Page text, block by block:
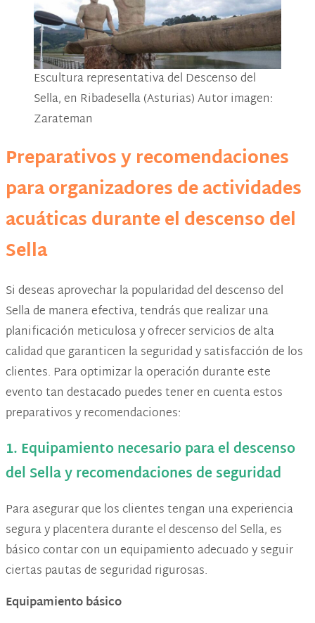
Escultura representativa del Descenso del
Sella, en Ribadesella (Asturias) Autor imagen:
Zarateman
Preparativos y recomendaciones
para organizadores de actividades
acuáticas durante el descenso del
Sella
Si deseas aprovechar la popularidad del descenso del
Sella de manera efectiva, tendrás que realizar una
planificación meticulosa y ofrecer servicios de alta
calidad que garanticen la seguridad y satisfacción de los
clientes. Para optimizar la operación durante este
evento tan destacado puedes tener en cuenta estos
preparativos y recomendaciones:
1. Equipamiento necesario para el descenso
del Sella y recomendaciones de seguridad
Para asegurar que los clientes tengan una experiencia
segura y placentera durante el descenso del Sella, es
básico contar con un equipamiento adecuado y seguir
ciertas pautas de seguridad rigurosas.
Equipamiento básico